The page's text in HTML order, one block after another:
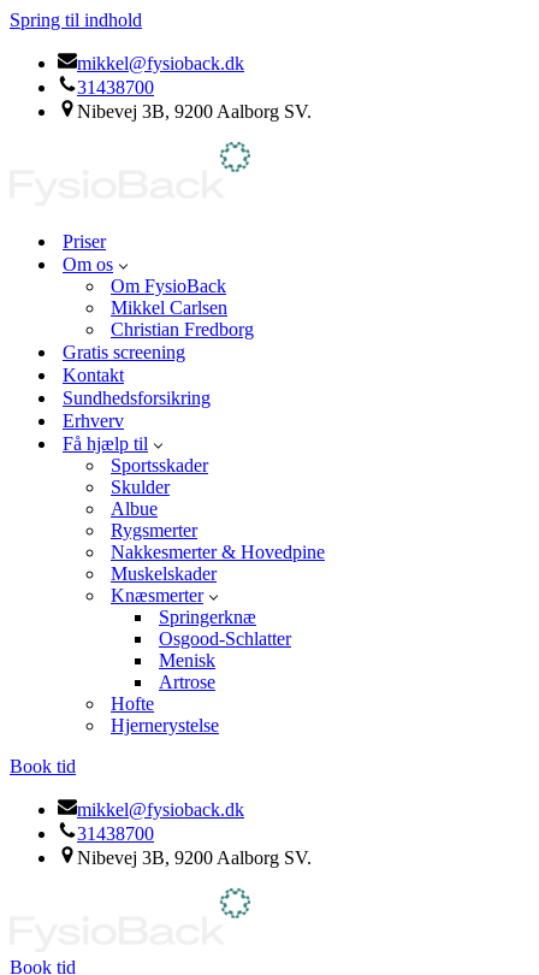
Spring til indhold
mikkel@fysioback.dk
31438700
Nibevej 3B, 9200 Aalborg SV.
Priser
Om os
Om FysioBack
Mikkel Carlsen
Christian Fredborg
Gratis screening
Kontakt
Sundhedsforsikring
Erhverv
Få hjælp til
Sportsskader
Skulder
Albue
Rygsmerter
Nakkesmerter & Hovedpine
Muskelskader
Knæsmerter
Springerknæ
Osgood-Schlatter
Menisk
Artrose
Hofte
Hjernerystelse
Book tid
mikkel@fysioback.dk
31438700
Nibevej 3B, 9200 Aalborg SV.
Book tid